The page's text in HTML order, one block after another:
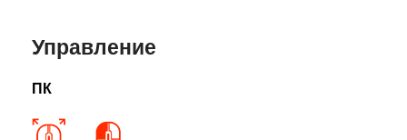
Управление
ПК